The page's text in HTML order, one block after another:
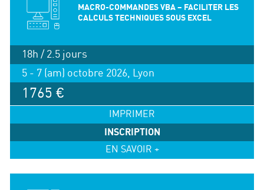
MACRO-COMMANDES VBA – FACILITER LES
CALCULS TECHNIQUES SOUS EXCEL
18h / 2.5 jours
5 - 7 (am) octobre 2026, Lyon
1765 €
IMPRIMER
INSCRIPTION
EN SAVOIR +